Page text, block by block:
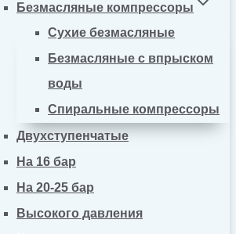
Безмасляные компрессоры
Сухие безмасляные
Безмасляные с впрыском
воды
Спиральные компрессоры
Двухступенчатые
На 16 бар
На 20-25 бар
Высокого давления